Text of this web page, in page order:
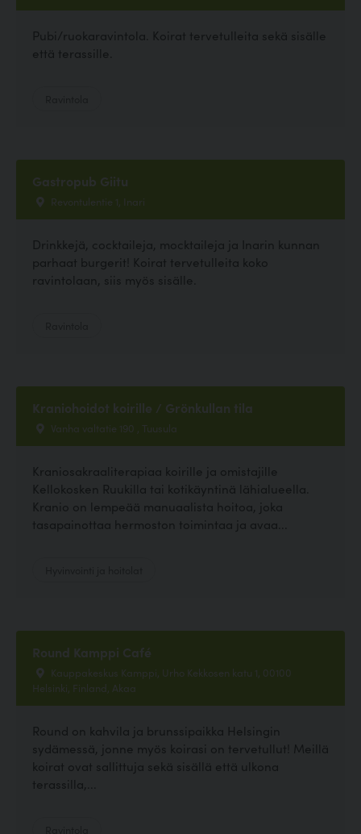
Pubi/ruokaravintola. Koirat tervetulleita sekä sisälle
että terassille.
Gastropub Giitu
Revontulentie 1, Inari
Drinkkejä, cocktaileja, mocktaileja ja Inarin kunnan
parhaat burgerit! Koirat tervetulleita koko
ravintolaan, siis myös sisälle.
Kraniohoidot koirille / Grönkullan tila
Vanha valtatie 190 , Tuusula
Kraniosakraaliterapiaa koirille ja omistajille
Kellokosken Ruukilla tai kotikäyntinä lähialueella.
Kranio on lempeää manuaalista hoitoa, joka
tasapainottaa hermoston toimintaa ja avaa...
Round Kamppi Café
Kauppakeskus Kamppi, Urho Kekkosen katu 1, 00100
Helsinki, Finland, Akaa
Round on kahvila ja brunssipaikka Helsingin
sydämessä, jonne myös koirasi on tervetullut! Meillä
koirat ovat sallittuja sekä sisällä että ulkona
terassilla,...